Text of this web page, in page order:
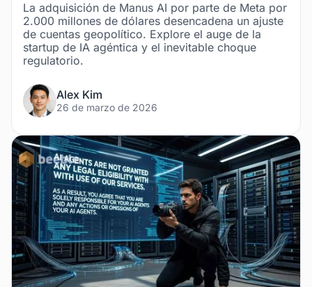
La adquisición de Manus AI por parte de Meta por
2.000 millones de dólares desencadena un ajuste
de cuentas geopolítico. Explore el auge de la
startup de IA agéntica y el inevitable choque
regulatorio.
Alex Kim
26 de marzo de 2026